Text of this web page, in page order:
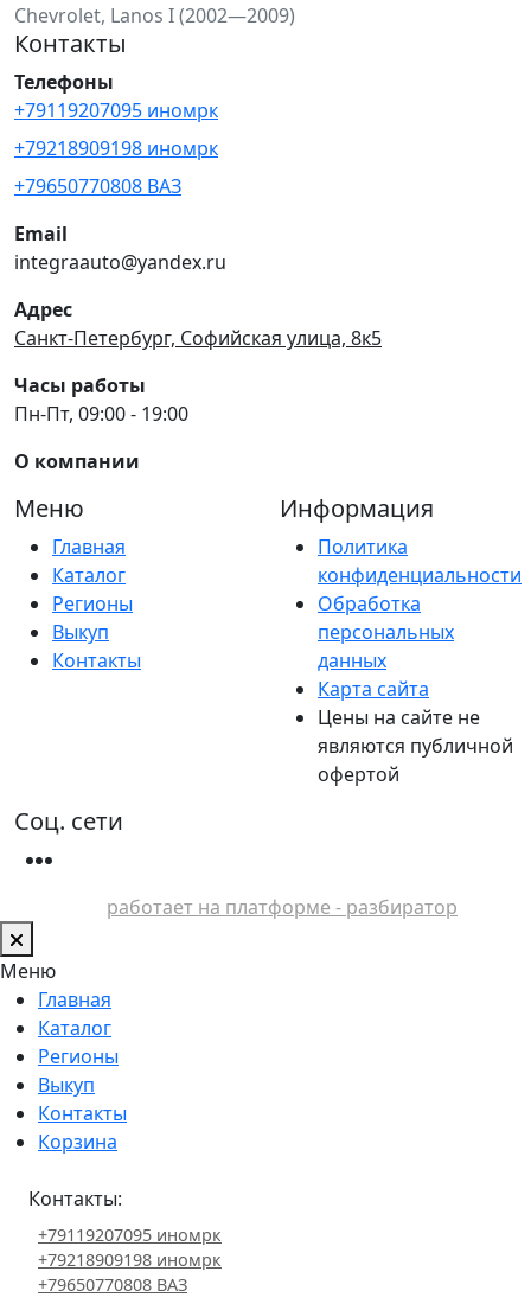
Chevrolet, Lanos I (2002—2009)
Контакты
Телефоны
+79119207095 иномрк
+79218909198 иномрк
+79650770808 ВАЗ
Email
integraauto@yandex.ru
Адрес
Санкт-Петербург, Софийская улица, 8к5
Часы работы
Пн-Пт, 09:00 - 19:00
О компании
Меню
Главная
Каталог
Регионы
Выкуп
Контакты
Информация
Политика
конфиденциальности
Обработка
персональных
данных
Карта сайта
Цены на сайте не
являются публичной
офертой
Соц. сети
работает на платформе - разбиратор
Меню
Главная
Каталог
Регионы
Выкуп
Контакты
Корзина
Контакты:
+79119207095 иномрк
+79218909198 иномрк
+79650770808 ВАЗ